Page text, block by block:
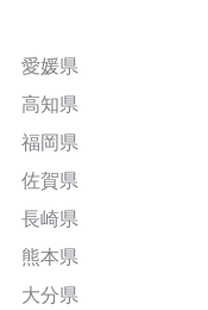
愛媛県
高知県
福岡県
佐賀県
長崎県
熊本県
大分県